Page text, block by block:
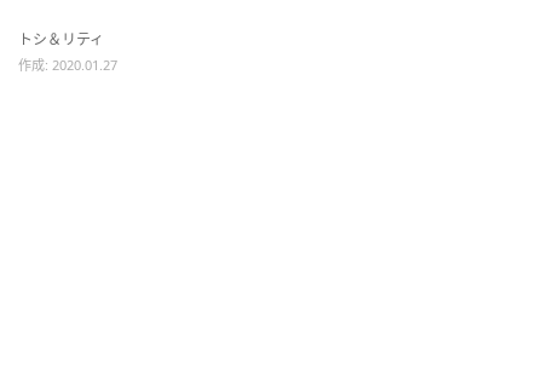
トシ＆リティ
作成: 2020.01.27